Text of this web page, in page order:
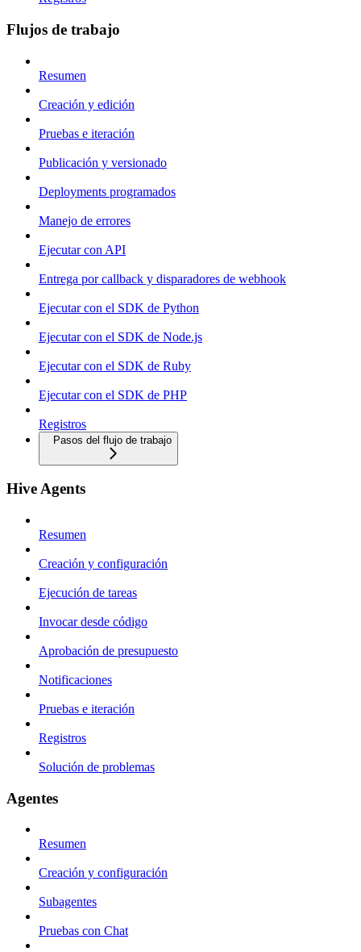
Flujos de trabajo
Resumen
Creación y edición
Pruebas e iteración
Publicación y versionado
Deployments programados
Manejo de errores
Ejecutar con API
Entrega por callback y disparadores de webhook
Ejecutar con el SDK de Python
Ejecutar con el SDK de Node.js
Ejecutar con el SDK de Ruby
Ejecutar con el SDK de PHP
Registros
Pasos del flujo de trabajo
Hive Agents
Resumen
Creación y configuración
Ejecución de tareas
Invocar desde código
Aprobación de presupuesto
Notificaciones
Pruebas e iteración
Registros
Solución de problemas
Agentes
Resumen
Creación y configuración
Subagentes
Pruebas con Chat